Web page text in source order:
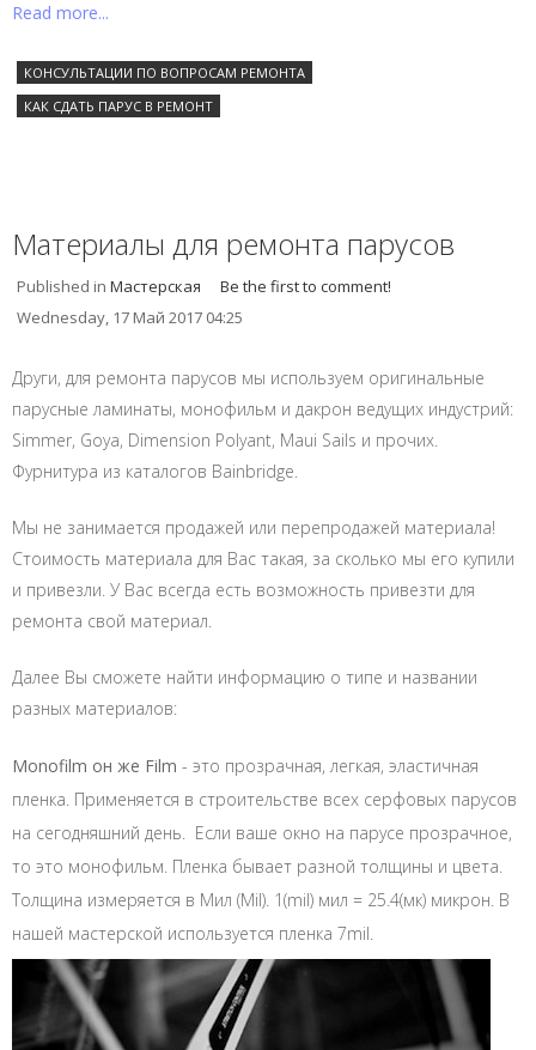
Read more...
КОНСУЛЬТАЦИИ ПО ВОПРОСАМ РЕМОНТА
КАК СДАТЬ ПАРУС В РЕМОНТ
Материалы для ремонта парусов
Published in Мастерская
Be the first to comment!
Wednesday, 17 Май 2017 04:25
Други, для ремонта парусов мы используем оригинальные
парусные ламинаты, монофильм и дакрон ведущих индустрий:
Simmer, Goya, Dimension Polyant, Maui Sails и прочих.
Фурнитура из каталогов Bainbridge.
Мы не занимается продажей или перепродажей материала!
Стоимость материала для Вас такая, за сколько мы его купили
и привезли. У Вас всегда есть возможность привезти для
ремонта свой материал.
Далее Вы сможете найти информацию о типе и названии
разных материалов:
Monofilm он же Film - это прозрачная, легкая, эластичная
пленка. Применяется в строительстве всех серфовых парусов
на сегодняшний день. Если ваше окно на парусе прозрачное,
то это монофильм. Пленка бывает разной толщины и цвета.
Толщина измеряется в Мил (Mil). 1(mil) мил = 25.4(мк) микрон. В
нашей мастерской используется пленка 7mil.